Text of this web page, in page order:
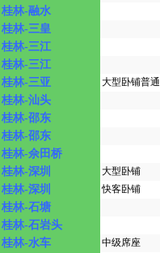
桂林-融水
桂林-三皇
桂林-三江
桂林-三江
桂林-三亚 大型卧铺普通
桂林-汕头
桂林-邵东
桂林-邵东
桂林-佘田桥
桂林-深圳 大型卧铺
桂林-深圳 快客卧铺
桂林-石塘
桂林-石岩头
桂林-水车 中级席座